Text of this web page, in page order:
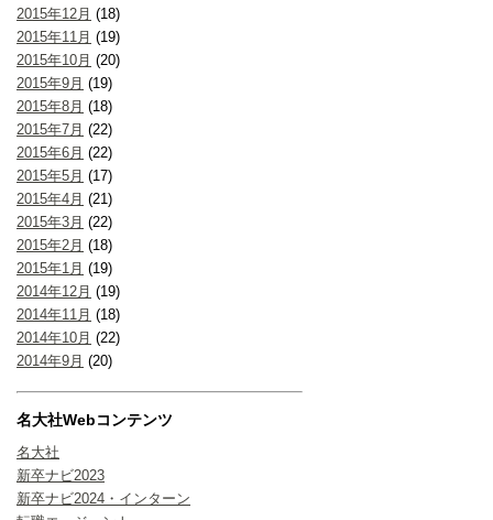
2015年12月 (18)
2015年11月 (19)
2015年10月 (20)
2015年9月 (19)
2015年8月 (18)
2015年7月 (22)
2015年6月 (22)
2015年5月 (17)
2015年4月 (21)
2015年3月 (22)
2015年2月 (18)
2015年1月 (19)
2014年12月 (19)
2014年11月 (18)
2014年10月 (22)
2014年9月 (20)
名大社Webコンテンツ
名大社
新卒ナビ2023
新卒ナビ2024・インターン